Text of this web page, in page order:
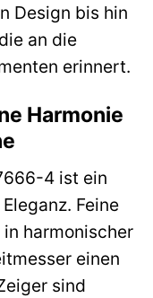
Design bis hin
an die
erinnert.
Harmonie
4 ist ein
Feine
harmonischer
einen
sind